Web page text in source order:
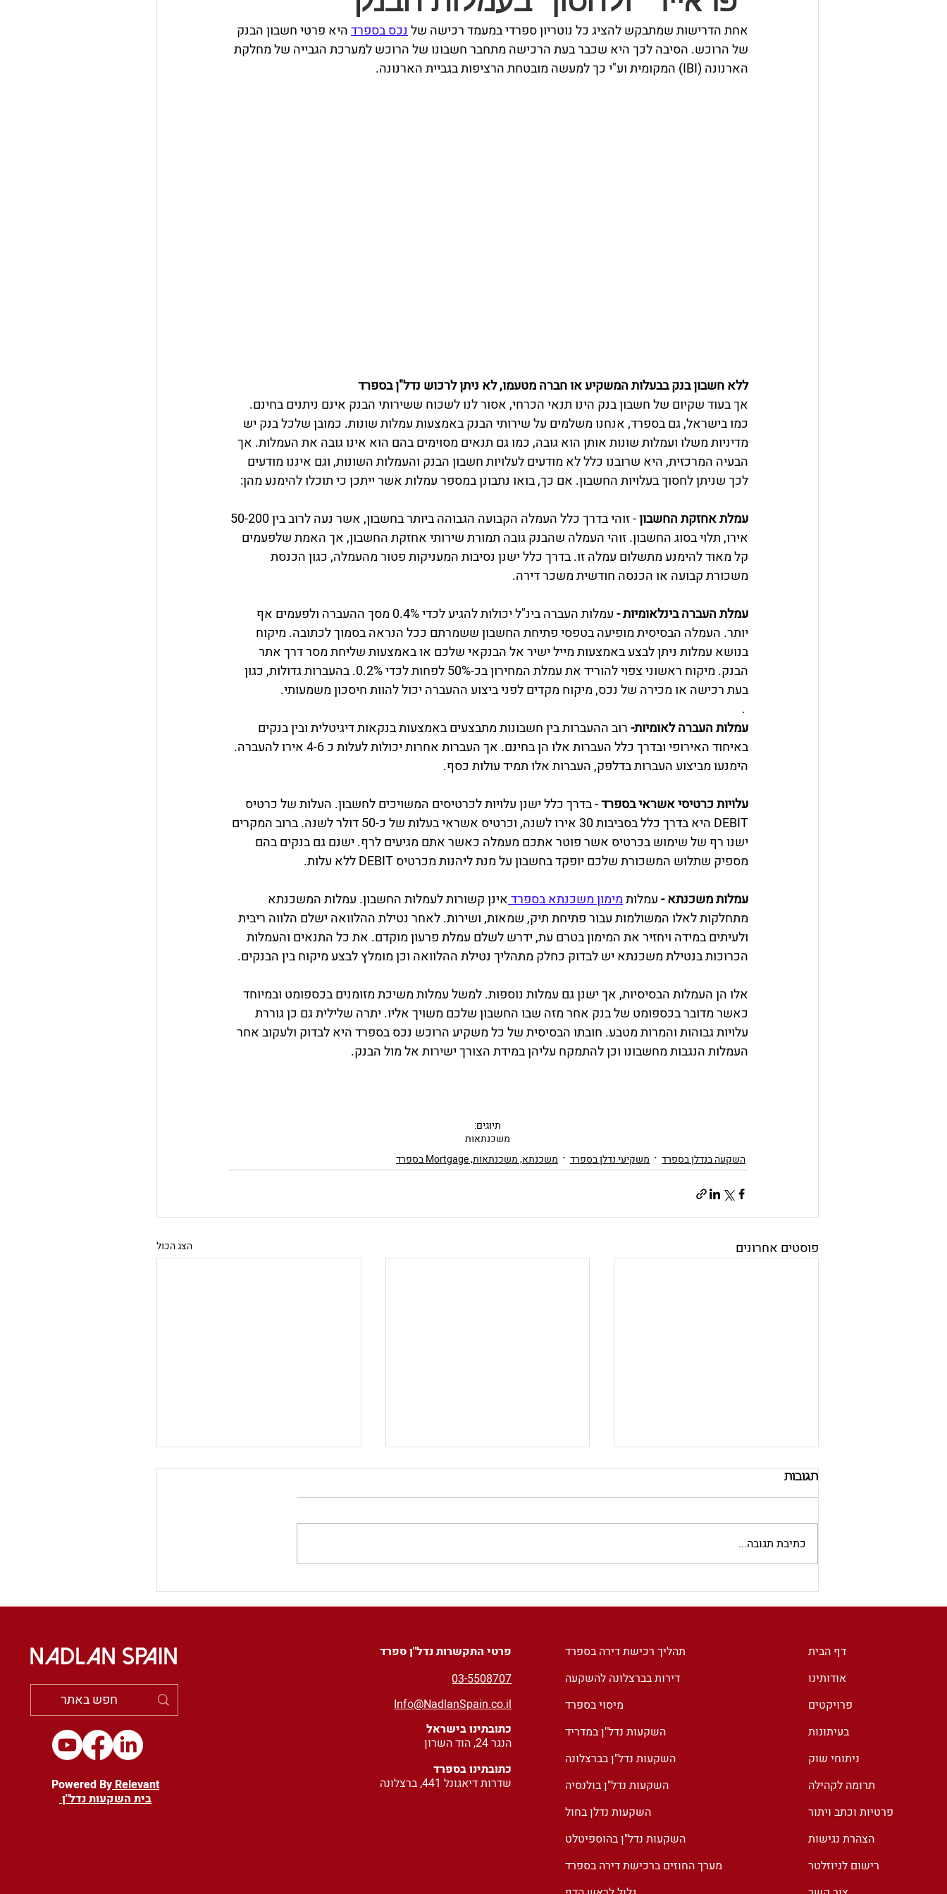
אחת הדרישות שמתבקש להציג כל נוטריון ספרדי במעמד רכישה של נכס בספרד היא פרטי חשבון הבנק
של הרוכש. הסיבה לכך היא שכבר בעת הרכישה מתחבר חשבונו של הרוכש למערכת הגבייה של מחלקת
הארנונה (IBI) המקומית וע"י כך למעשה מובטחת הרציפות בגביית הארנונה.
ללא חשבון בנק בבעלות המשקיע או חברה מטעמו, לא ניתן לרכוש נדל"ן בספרד
אך בעוד שקיום של חשבון בנק הינו תנאי הכרחי, אסור לנו לשכוח ששירותי הבנק אינם ניתנים בחינם.
כמו בישראל, גם בספרד, אנחנו משלמים על שירותי הבנק באמצעות עמלות שונות. כמובן שלכל בנק יש
מדיניות משלו ועמלות שונות אותן הוא גובה, כמו גם תנאים מסוימים בהם הוא אינו גובה את העמלות. אך
הבעיה המרכזית, היא שרובנו כלל לא מודעים לעלויות חשבון הבנק והעמלות השונות, וגם איננו מודעים
לכך שניתן לחסוך בעלויות החשבון. אם כך, בואו נתבונן במספר עמלות אשר ייתכן כי תוכלו להימנע מהן:
עמלת אחזקת החשבון
אירו, תלוי בסוג החשבון. זוהי העמלה שהבנק גובה תמורת שירותי אחזקת החשבון, אך האמת שלפעמים
קל מאוד להימנע מתשלום עמלה זו. בדרך כלל ישנן נסיבות המעניקות פטור מהעמלה, כגון הכנסת
משכורת קבועה או הכנסה חודשית משכר דירה.
עמלת העברה בינלאומיות -
עמלות העברה בינ"ל יכולות להגיע לכדי 0.4% מסך ההעברה ולפעמים אף
יותר. העמלה הבסיסית מופיעה בטפסי פתיחת החשבון ששמרתם ככל הנראה בסמוך לכתובה. מיקוח
בנושא עמלות ניתן לבצע באמצעות מייל ישיר אל הבנקאי שלכם או באמצעות שליחת מסר דרך אתר
הבנק. מיקוח ראשוני צפוי להוריד את עמלת המחירון בכ-50% לפחות לכדי 0.2%. בהעברות גדולות, כגון
בעת רכישה או מכירה של נכס, מיקוח מקדים לפני ביצוע ההעברה יכול להוות חיסכון משמעותי.
.
עמלות העברה לאומיות- רוב ההעברות בין חשבונות מתבצעים באמצעות בנקאות דיגיטלית ובין בנקים
באיחוד האירופי ובדרך כלל העברות אלו הן בחינם. אך העברות אחרות יכולות לעלות כ 4-6 אירו להעברה.
הימנעו מביצוע העברות בדלפק, העברות אלו תמיד עולות כסף.
עלויות כרטיסי אשראי בספרד - בדרך כלל ישנן עלויות לכרטיסים המשויכים לחשבון. העלות של כרטיס
DEBIT היא בדרך כלל בסביבות 30 אירו לשנה, וכרטיס אשראי בעלות של כ-50 דולר לשנה. ברוב המקרים
ישנו רף של שימוש בכרטיס אשר פוטר אתכם מעמלה כאשר אתם מגיעים לרף. ישנם גם בנקים בהם
מספיק שתלוש המשכורת שלכם יופקד בחשבון על מנת ליהנות מכרטיס DEBIT ללא עלות.
עמלות משכנתא - עמלות מימון משכנתא בספרד אינן קשורות לעמלות החשבון. עמלות המשכנתא
מתחלקות לאלו המשולמות עבור פתיחת תיק, שמאות, ושירות. לאחר נטילת ההלוואה ישלם הלווה ריבית
ולעיתים במידה ויחזיר את המימון בטרם עת, ידרש לשלם עמלת פרעון מוקדם. את כל התנאים והעמלות
הכרוכות בנטילת משכנתא יש לבדוק כחלק מתהליך נטילת ההלוואה וכן מומלץ לבצע מיקוח בין הבנקים.
אלו הן העמלות הבסיסיות, אך ישנן גם עמלות נוספות. למשל עמלות משיכת מזומנים בכספומט ובמיוחד
כאשר מדובר בכספומט של בנק אחר מזה שבו החשבון שלכם משויך אליו. יתרה שלילית גם כן גוררת
עלויות גבוהות והמרות מטבע. חובתו הבסיסית של כל משקיע הרוכש נכס בספרד היא לבדוק ולעקוב אחר
העמלות הנגבות מחשבונו וכן להתמקח עליהן במידת הצורך ישירות אל מול הבנק.
תיוגים:
משכנתאות
השקעה בנדלן בספרד
משקיעי נדלן בספרד משכנתא, משכנתאות, Mortgage בספרד
פוסטים אחרונים הצג הכול
בספרד. מה עומד מאחורי
ספרד ומיעוט היתרים
פריחתן של דירות להשכרה
תגובות
כתיבת תגובה...
Powered ByRelevant
בית השקעות נדל"ן
פרטי התקשרות נדל"ן ספרד
03-5508707
Info@NadlanSpain.co.il
כתובתינו בישראל
הנגר 24, הוד השרון
כתובתינו בספרד
שדרות דיאגונל 441, ברצלונה
תהליך רכישת דירה בספרד
דירות בברצלונה להשקעה
מיסוי בספרד
השקעות נדל"ן במדריד
השקעות נדל"ן בברצלונה
השקעות נדל"ן בולנסיה
השקעות נדלן בחול
השקעות נדל"ן בהוספיטלט
מערך החוזים ברכישת דירה בספרד
דף הבית
אודותינו
פרויקטים
בעיתונות
ניתוחי שוק
תרומה לקהילה
פרטיות וכתב ויתור
הצהרת נגישות
רישום לניוזלטר